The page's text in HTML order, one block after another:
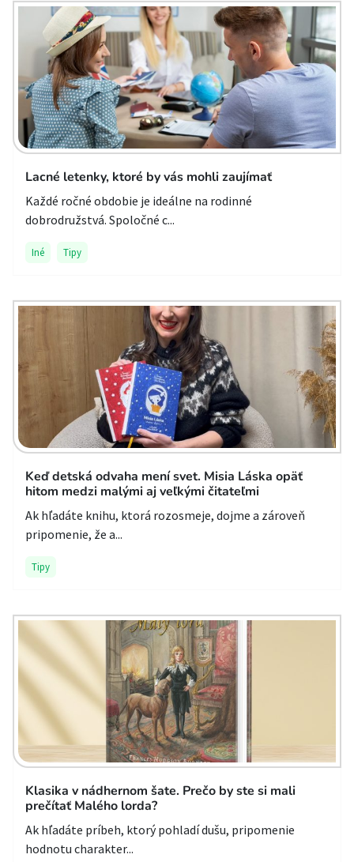
Lacné letenky, ktoré by vás mohli zaujímať
Každé ročné obdobie je ideálne na rodinné
dobrodružstvá. Spoločné c...
Iné Tipy
Keď detská odvaha mení svet. Misia Láska opäť
hitom medzi malými aj veľkými čitateľmi
Ak hľadáte knihu, ktorá rozosmeje, dojme a zároveň
pripomenie, že a...
Tipy
Klasika v nádhernom šate. Prečo by ste si mali
prečítať Malého lorda?
Ak hľadáte príbeh, ktorý pohladí dušu, pripomenie
hodnotu charakter...